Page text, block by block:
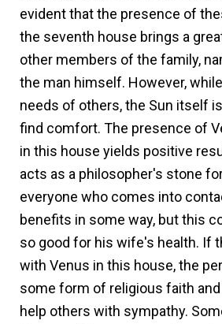
evident that the presence of
the seventh house brings a
other members of the family,
the man himself. However,
needs of others, the Sun itself
find comfort. The presence of
in this house yields positive
acts as a philosopher's stone
everyone who comes into
benefits in some way, but this
so good for his wife's health. If
with Venus in this house, the
some form of religious faith
help others with sympathy.